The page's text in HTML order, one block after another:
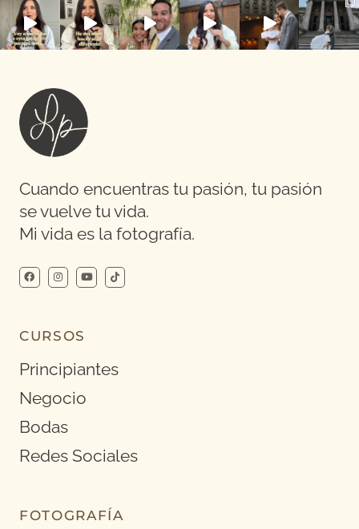
Cuando encuentras tu pasión, tu pasión
se vuelve tu vida.
Mi vida es la fotografía.
CURSOS
Principiantes
Negocio
Bodas
Redes Sociales
FOTOGRAFÍA